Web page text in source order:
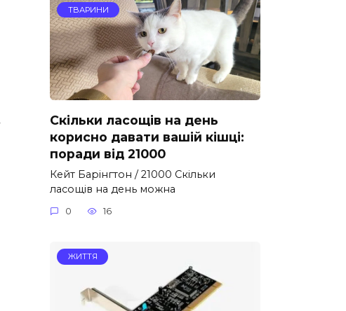
ТВАРИНИ
Скільки ласощів на день
корисно давати вашій кішці:
поради від 21000
Кейт Барінгтон / 21000 Скільки
ласощів на день можна
0 16
ЖИТТЯ